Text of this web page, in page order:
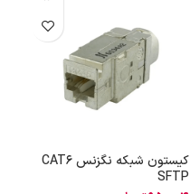
کیستون شبکه نگزنس CAT6
SFTP